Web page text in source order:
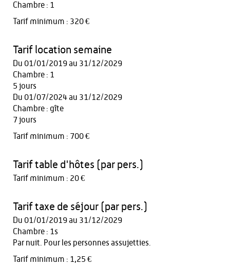
Chambre : 1
Tarif minimum : 320 €
Tarif location semaine
Du 01/01/2019 au 31/12/2029
Chambre : 1
5 jours
Du 01/07/2024 au 31/12/2029
Chambre : gîte
7 jours
Tarif minimum : 700 €
Tarif table d'hôtes (par pers.)
Tarif minimum : 20 €
Tarif taxe de séjour (par pers.)
Du 01/01/2019 au 31/12/2029
Chambre : 1s
Par nuit. Pour les personnes assujetties.
Tarif minimum : 1,25 €